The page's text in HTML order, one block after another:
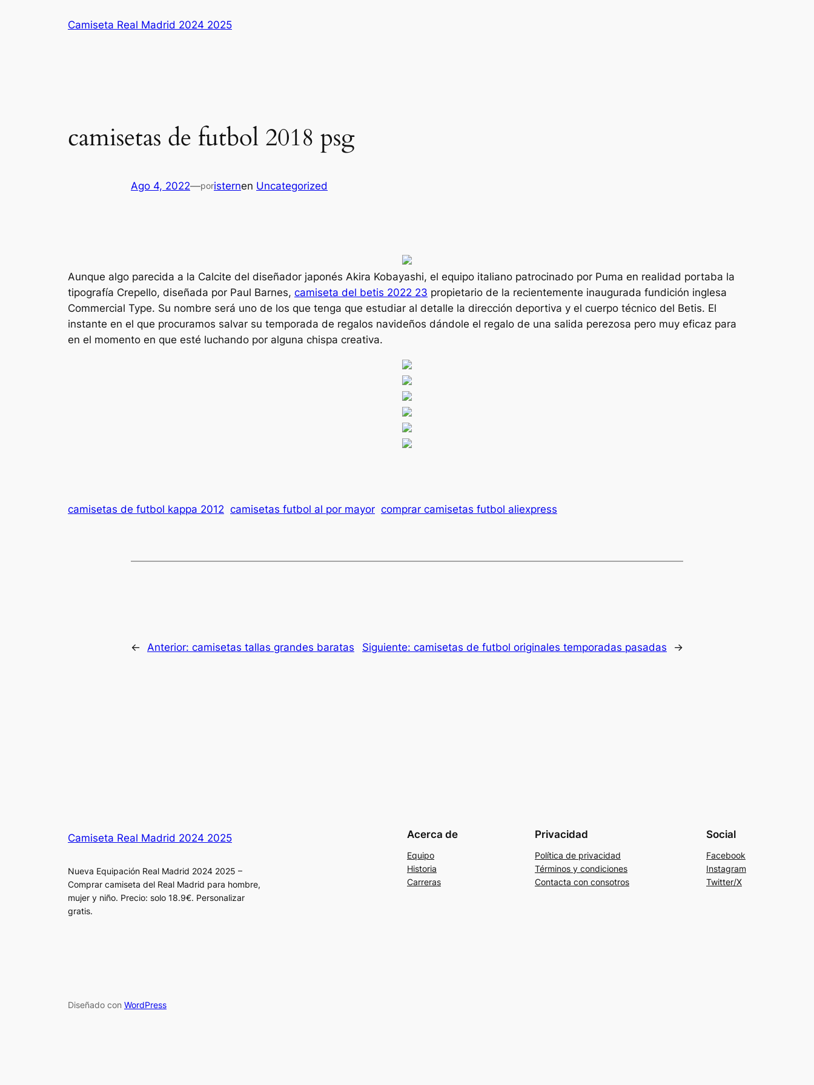
Camiseta Real Madrid 2024 2025
camisetas de futbol 2018 psg
Ago 4, 2022—poristernen Uncategorized
Aunque algo parecida a la Calcite del diseñador japonés Akira Kobayashi, el equipo italiano patrocinado por Puma en realidad portaba la
tipografía Crepello, diseñada por Paul Barnes, camiseta del betis 2022 23 propietario de la recientemente inaugurada fundición inglesa
Commercial Type. Su nombre será uno de los que tenga que estudiar al detalle la dirección deportiva y el cuerpo técnico del Betis. El
instante en el que procuramos salvar su temporada de regalos navideños dándole el regalo de una salida perezosa pero muy eficaz para
en el momento en que esté luchando por alguna chispa creativa.
camisetas de futbol kappa 2012 camisetas futbol al por mayor comprar camisetas futbol aliexpress
← Anterior: camisetas tallas grandes baratas Siguiente: camisetas de futbol originales temporadas pasadas →
Camiseta Real Madrid 2024 2025
Nueva Equipación Real Madrid 2024 2025 –
Comprar camiseta del Real Madrid para hombre,
mujer y niño. Precio: solo 18.9€. Personalizar
gratis.
Acerca de
Equipo
Historia
Carreras
Privacidad
Política de privacidad
Términos y condiciones
Contacta con consotros
Social
Facebook
Instagram
Twitter/X
Diseñado con WordPress